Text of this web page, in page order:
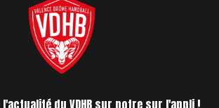
du VDHB sur notre sur l'appli !